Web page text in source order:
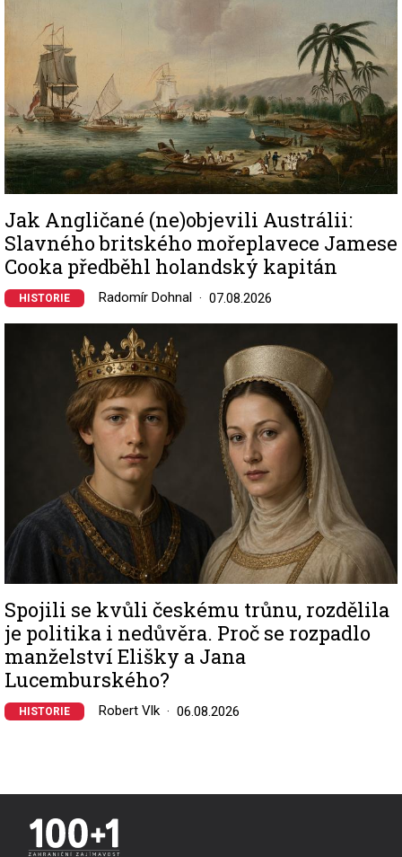
Jak Angličané (ne)objevili Austrálii:
Slavného britského mořeplavece Jamese
Cooka předběhl holandský kapitán
HISTORIE Radomír Dohnal 07.08.2026
Spojili se kvůli českému trůnu, rozdělila
je politika i nedůvěra. Proč se rozpadlo
manželství Elišky a Jana
Lucemburského?
HISTORIE Robert Vlk 06.08.2026